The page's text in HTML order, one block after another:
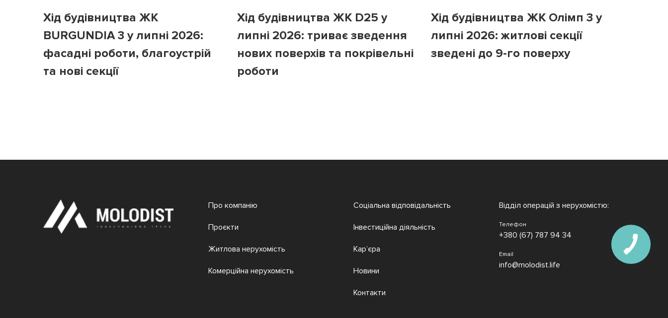
Хід будівництва ЖК
BURGUNDIA 3 у липні 2026:
фасадні роботи, благоустрій
та нові секції
Хід будівництва ЖК D25 у
липні 2026: триває зведення
нових поверхів та покрівельні
роботи
Хід будівництва ЖК Олімп 3 у
липні 2026: житлові секції
зведені до 9-го поверху
Про компанію
Проєкти
Житлова нерухомість
Комерційна нерухомість
Соціальна відповідальність
Інвестиційна діяльність
Кар’єра
Новини
Контакти
Відділ операцій з нерухомістю:
Телефон
+380 (67) 787 94 34
Email
info@molodist.life